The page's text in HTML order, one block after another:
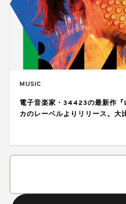
MUSIC
電子音楽家・34423の最新作『
カのレーベルよりリリース。